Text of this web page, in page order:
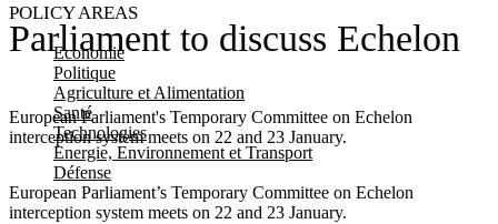
POLICY AREAS
Economie
Politique
Agriculture et Alimentation
Santé
Technologies
Energie, Environnement et Transport
Défense
Parliament to discuss Echelon
European Parliament's Temporary Committee on Echelon
interception system meets on 22 and 23 January.
European Parliament’s Temporary Committee on Echelon
interception system meets on 22 and 23 January.